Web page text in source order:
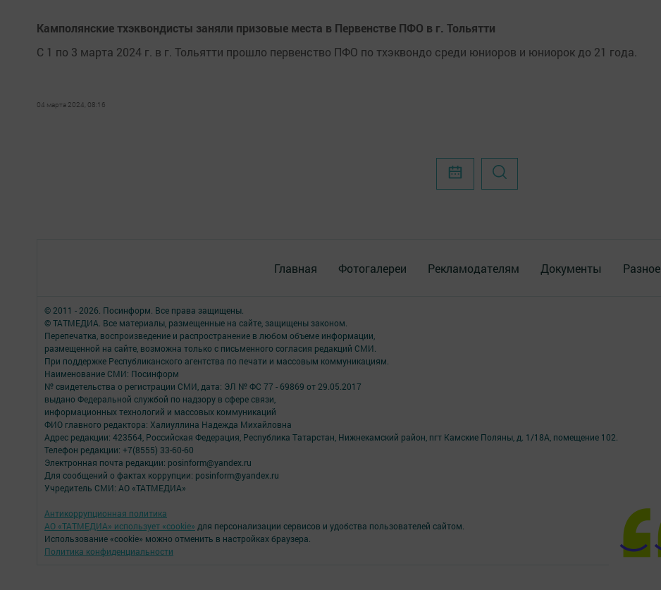
Камполянские тхэквондисты заняли призовые места в Первенстве ПФО в г. Тольятти
С 1 по 3 марта 2024 г. в г. Тольятти прошло первенство ПФО по тхэквондо среди юниоров и юниорок до 21 года.
04 марта 2024, 08:16
Главная Фотогалереи Рекламодателям Документы Разное
© 2011 - 2026. Посинформ. Все права защищены.
© ТАТМЕДИА. Все материалы, размещенные на сайте, защищены законом.
Перепечатка, воспроизведение и распространение в любом объеме информации,
размещенной на сайте, возможна только с письменного согласия редакций СМИ.
При поддержке Республиканского агентства по печати и массовым коммуникациям.
Наименование СМИ: Посинформ
№ свидетельства о регистрации СМИ, дата: ЭЛ № ФС 77 - 69869 от 29.05.2017
выдано Федеральной службой по надзору в сфере связи,
информационных технологий и массовых коммуникаций
ФИО главного редактора: Халиуллина Надежда Михайловна
Адрес редакции: 423564, Российская Федерация, Республика Татарстан, Нижнекамский район, пгт Камские Поляны, д. 1/18А, помещение 102.
Телефон редакции: +7(8555) 33-60-60
Электронная почта редакции: posinform@yandex.ru
Для сообщений о фактах коррупции: posinform@yandex.ru
Учредитель СМИ: АО «ТАТМЕДИА»
Антикоррупционная политика
АО «ТАТМЕДИА» использует «cookie» для персонализации сервисов и удобства пользователей сайтом.
Использование «cookie» можно отменить в настройках браузера.
Политика конфиденциальности